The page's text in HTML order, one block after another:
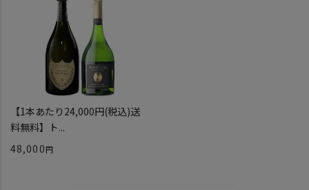
【1本あたり24,000円(税込)送
料無料】ト...
48,000